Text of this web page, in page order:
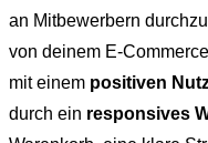
an Mitbewerbern
von deinem E-
mit einem positiven
durch ein responsives